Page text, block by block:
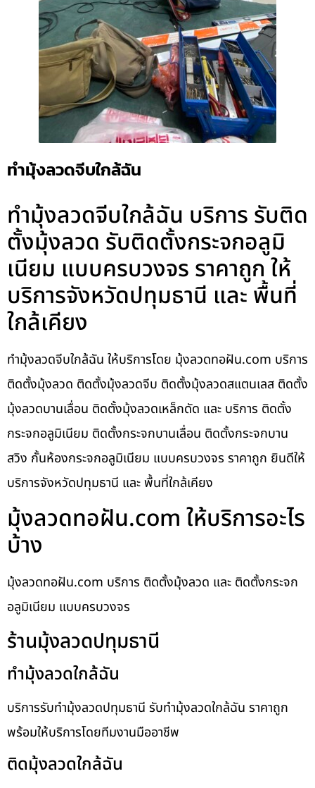
ทำมุ้งลวดจีบใกล้ฉัน
ทำมุ้งลวดจีบใกล้ฉัน บริการ รับติด
ตั้งมุ้งลวด รับติดตั้งกระจกอลูมิ
เนียม แบบครบวงจร ราคาถูก ให้
บริการจังหวัดปทุมธานี และ พื้นที่
ใกล้เคียง
ทำมุ้งลวดจีบใกล้ฉัน ให้บริการโดย มุ้งลวดทอฝัน.com บริการ
ติดตั้งมุ้งลวด ติดตั้งมุ้งลวดจีบ ติดตั้งมุ้งลวดสแตนเลส ติดตั้ง
มุ้งลวดบานเลื่อน ติดตั้งมุ้งลวดเหล็กดัด และ บริการ ติดตั้ง
กระจกอลูมิเนียม ติดตั้งกระจกบานเลื่อน ติดตั้งกระจกบาน
สวิง กั้นห้องกระจกอลูมิเนียม แบบครบวงจร ราคาถูก ยินดีให้
บริการจังหวัดปทุมธานี และ พื้นที่ใกล้เคียง
มุ้งลวดทอฝัน.com ให้บริการอะไร
บ้าง
มุ้งลวดทอฝัน.com บริการ ติดตั้งมุ้งลวด และ ติดตั้งกระจก
อลูมิเนียม แบบครบวงจร
ร้านมุ้งลวดปทุมธานี
ทำมุ้งลวดใกล้ฉัน
บริการรับทำมุ้งลวดปทุมธานี รับทำมุ้งลวดใกล้ฉัน ราคาถูก
พร้อมให้บริการโดยทีมงานมืออาชีพ
ติดมุ้งลวดใกล้ฉัน